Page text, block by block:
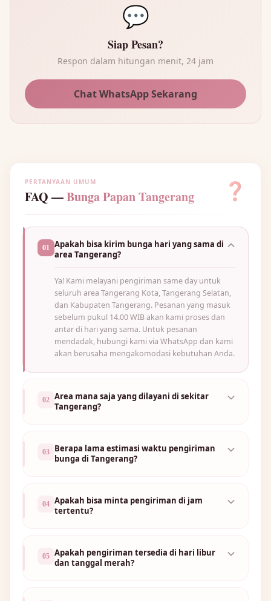
💬
Siap Pesan?
Respon dalam hitungan menit, 24 jam
Chat WhatsApp Sekarang
PERTANYAAN UMUM
FAQ —Bunga Papan Tangerang ❓
01
Apakah bisa kirim bunga hari yang sama di
area Tangerang?
Ya! Kami melayani pengiriman same day untuk
seluruh area Tangerang Kota, Tangerang Selatan,
dan Kabupaten Tangerang. Pesanan yang masuk
sebelum pukul 14.00 WIB akan kami proses dan
antar di hari yang sama. Untuk pesanan
mendadak, hubungi kami via WhatsApp dan kami
akan berusaha mengakomodasi kebutuhan Anda.
02 Area mana saja yang dilayani di sekitar
Tangerang?
03
Berapa lama estimasi waktu pengiriman
bunga di Tangerang?
04 Apakah bisa minta pengiriman di jam
tertentu?
05 Apakah pengiriman tersedia di hari libur
dan tanggal merah?